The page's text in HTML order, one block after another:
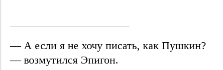
— А если я не хочу писать, как Пушкин?
— возмутился Эпигон.